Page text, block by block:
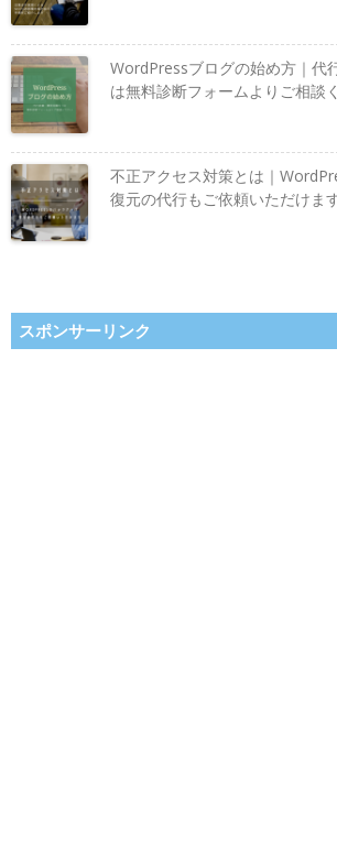
WordPressブログの始め方｜代
は無料診断フォームよりご相談
不正アクセス対策とは｜
復元の代行もご依頼いただけま
スポンサーリンク